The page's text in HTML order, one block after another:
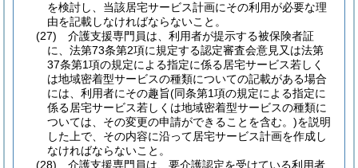
を検討し、当該居宅サービス計画にその利用が必要な理
由を記載しなければならないこと。
(27)
介護支援専門員は、利用者が提示する被保険者証
に、法第73条第2項に規定する認定審査会意見又は法第
37条第1項の規定による指定に係る居宅サービス若しく
は地域密着型サービスの種類についての記載がある場合
には、利用者にその趣旨(同条第1項の規定による指定に
係る居宅サービス若しくは地域密着型サービスの種類に
ついては、その変更の申請ができることを含む。)を説明
した上で、その内容に沿って居宅サービス計画を作成し
なければならないこと。
(28)
介護支援専門員は、要介護認定を受けている利用者